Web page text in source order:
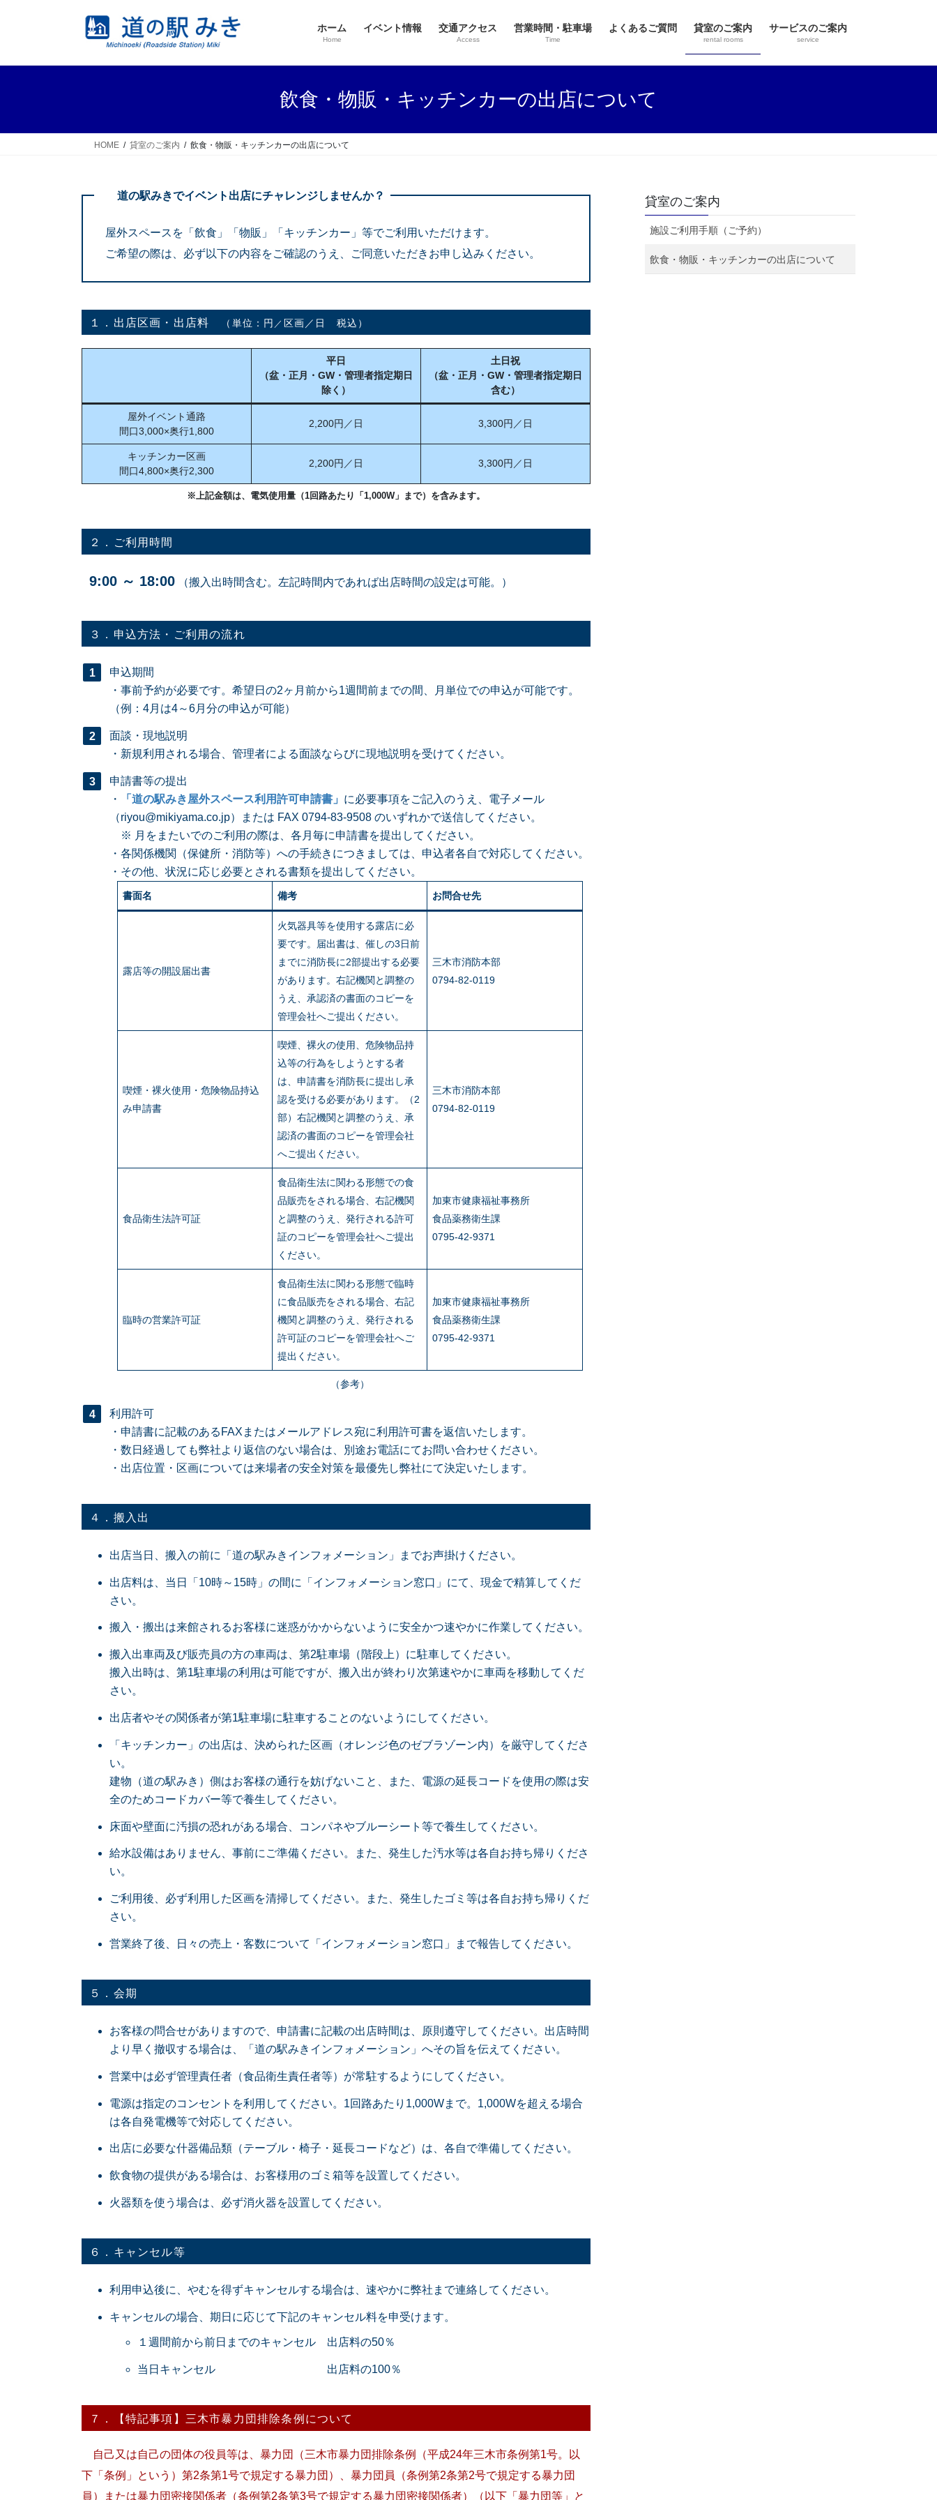
ホーム
Home
イベント情報 交通アクセス
Access
営業時間・駐車場
Time
よくあるご質問 貸室のご案内
rental rooms
サービスのご案内
service
飲食・物販・キッチンカーの出店について
HOME 貸室のご案内 飲食・物販・キッチンカーの出店について
道の駅みきでイベント出店にチャレンジしませんか？
屋外スペースを「飲食」「物販」「キッチンカー」等でご利用いただけます。
ご希望の際は、必ず以下の内容をご確認のうえ、ご同意いただきお申し込みください。
１．出店区画・出店料 （単位：円 ／ 区画／日 税込）
平日
（盆・正月・GW・管理者指定期日
除く）
土日祝
（盆・正月・GW・管理者指定期日
含む）
屋外イベント通路
間口3,000×奥行1,800
2,200円／日 3,300円／日
キッチンカー区画
間口4,800×奥行2,300
2,200円／日 3,300円／日
※上記金額は、電気使用量（1回路あたり「1,000W」まで）を含みます。
２．ご利用時間
9:00 ～ 18:00 （搬入出時間含む。左記時間内であれば出店時間の設定は可能。）
３．申込方法・ご利用の流れ
申込期間
・事前予約が必要です。希望日の2ヶ月前から1週間前までの間、月単位での申込が可能です。
（例：4月は4～6月分の申込が可能）
面談・現地説明
・新規利用される場合、管理者による面談ならびに現地説明を受けてください。
申請書等の提出
・
「道の駅みき屋外スペース利用許可申請書」 に必要事項をご記入のうえ、電子メール
（riyou@mikiyama.co.jp）または FAX 0794-83-9508 のいずれかで送信してください。
※ 月をまたいでのご利用の際は、各月毎に申請書を提出してください。
・各関係機関（保健所・消防等）への手続きにつきましては、申込者各自で対応してください。
・その他、状況に応じ必要とされる書類を提出してください。
書面名 備考 お問合せ先
露店等の開設届出書
火気器具等を使用する露店に必
要です。届出書は、催しの3日前
までに消防長に2部提出する必要
があります。右記機関と調整の
うえ、承認済の書面のコピーを
管理会社へご提出ください。
三木市消防本部
0794-82-0119
喫煙・裸火使用・危険物品持込
み申請書
喫煙、裸火の使用、危険物品持
込等の行為をしようとする者
は、申請書を消防長に提出し承
認を受ける必要があります。（2
部）右記機関と調整のうえ、承
認済の書面のコピーを管理会社
へご提出ください。
三木市消防本部
0794-82-0119
食品衛生法許可証
食品衛生法に関わる形態での食
品販売をされる場合、右記機関
と調整のうえ、発行される許可
証のコピーを管理会社へご提出
ください。
加東市健康福祉事務所
食品薬務衛生課
0795-42-9371
臨時の営業許可証
食品衛生法に関わる形態で臨時
に食品販売をされる場合、右記
機関と調整のうえ、発行される
許可証のコピーを管理会社へご
提出ください。
加東市健康福祉事務所
食品薬務衛生課
0795-42-9371
（参考）
利用許可
・申請書に記載のあるFAXまたはメールアドレス宛に利用許可書を返信いたします。
・数日経過しても弊社より返信のない場合は、別途お電話にてお問い合わせください。
・出店位置・区画については来場者の安全対策を最優先し弊社にて決定いたします。
４．搬入出
出店当日、搬入の前に「道の駅みきインフォメーション」までお声掛けください。
出店料は、当日「10時～15時」の間に「インフォメーション窓口」にて、現金で精算してくだ
さい。
搬入・搬出は来館されるお客様に迷惑がかからないように安全かつ速やかに作業してください。
搬入出車両及び販売員の方の車両は、第2駐車場（階段上）に駐車してください。
搬入出時は、第1駐車場の利用は可能ですが、搬入出が終わり次第速やかに車両を移動してくだ
さい。
出店者やその関係者が第1駐車場に駐車することのないようにしてください。
「キッチンカー」の出店は、決められた区画（オレンジ色のゼブラゾーン内）を厳守してくださ
い。
建物（道の駅みき）側はお客様の通行を妨げないこと、また、電源の延長コードを使用の際は安
全のためコードカバー等で養生してください。
床面や壁面に汚損の恐れがある場合、コンパネやブルーシート等で養生してください。
給水設備はありません、事前にご準備ください。また、発生した汚水等は各自お持ち帰りくださ
い。
ご利用後、必ず利用した区画を清掃してください。また、発生したゴミ等は各自お持ち帰りくだ
さい。
営業終了後、日々の売上・客数について「インフォメーション窓口」まで報告してください。
５．会期
お客様の問合せがありますので、申請書に記載の出店時間は、原則遵守してください。出店時間
より早く撤収する場合は、「道の駅みきインフォメーション」へその旨を伝えてください。
営業中は必ず管理責任者（食品衛生責任者等）が常駐するようにしてください。
電源は指定のコンセントを利用してください。1回路あたり1,000Wまで。1,000Wを超える場合
は各自発電機等で対応してください。
出店に必要な什器備品類（テーブル・椅子・延長コードなど）は、各自で準備してください。
飲食物の提供がある場合は、お客様用のゴミ箱等を設置してください。
火器類を使う場合は、必ず消火器を設置してください。
６．キャンセル等
利用申込後に、やむを得ずキャンセルする場合は、速やかに弊社まで連絡してください。
キャンセルの場合、期日に応じて下記のキャンセル料を申受けます。
１週間前から前日までのキャンセル 出店料の50％
当日キャンセル 出店料の100％
７．【特記事項】三木市暴力団排除条例について
自己又は自己の団体の役員等は、暴力団（三木市暴力団排除条例（平成24年三木市条例第1号。以
下「条例」という）第2条第1号で規定する暴力団）、暴力団員（条例第2条第2号で規定する暴力団
員）または暴力団密接関係者（条例第2条第3号で規定する暴力団密接関係者）（以下「暴力団等」と
貸室のご案内
施設ご利用手順（ご予約）
飲食・物販・キッチンカーの出店について